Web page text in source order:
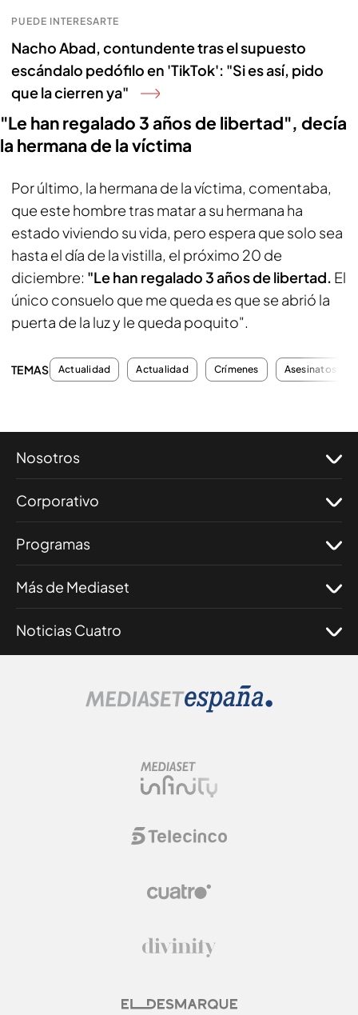
PUEDE INTERESARTE
Nacho Abad, contundente tras el supuesto
escándalo pedófilo en 'TikTok': "Si es así, pido
que la cierren ya"
"Le han regalado 3 años de libertad", decía
la hermana de la víctima
Por último, la hermana de la víctima, comentaba,
que este hombre tras matar a su hermana ha
estado viviendo su vida, pero espera que solo sea
hasta el día de la vistilla, el próximo 20 de
diciembre: "Le han regalado 3 años de libertad. El
único consuelo que me queda es que se abrió la
puerta de la luz y le queda poquito".
TEMAS Actualidad Actualidad Crímenes Asesinatos
Nosotros
Corporativo
Programas
Más de Mediaset
Noticias Cuatro